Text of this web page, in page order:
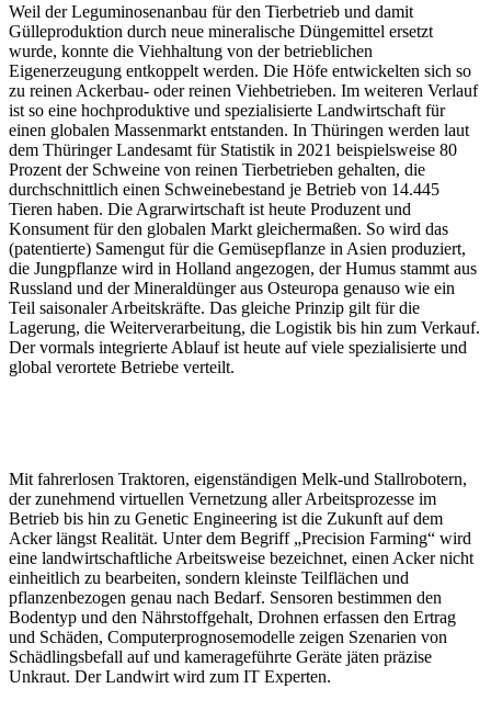
Weil der Leguminosenanbau für den Tierbetrieb und damit
Gülleproduktion durch neue mineralische Düngemittel ersetzt
wurde, konnte die Viehhaltung von der betrieblichen
Eigenerzeugung entkoppelt werden. Die Höfe entwickelten sich so
zu reinen Ackerbau- oder reinen Viehbetrieben. Im weiteren Verlauf
ist so eine hochproduktive und spezialisierte Landwirtschaft für
einen globalen Massenmarkt entstanden. In Thüringen werden laut
dem Thüringer Landesamt für Statistik in 2021 beispielsweise 80
Prozent der Schweine von reinen Tierbetrieben gehalten, die
durchschnittlich einen Schweinebestand je Betrieb von 14.445
Tieren haben. Die Agrarwirtschaft ist heute Produzent und
Konsument für den globalen Markt gleichermaßen. So wird das
(patentierte) Samengut für die Gemüsepflanze in Asien produziert,
die Jungpflanze wird in Holland angezogen, der Humus stammt aus
Russland und der Mineraldünger aus Osteuropa genauso wie ein
Teil saisonaler Arbeitskräfte. Das gleiche Prinzip gilt für die
Lagerung, die Weiterverarbeitung, die Logistik bis hin zum Verkauf.
Der vormals integrierte Ablauf ist heute auf viele spezialisierte und
global verortete Betriebe verteilt.
Mit fahrerlosen Traktoren, eigenständigen Melk-und Stallrobotern,
der zunehmend virtuellen Vernetzung aller Arbeitsprozesse im
Betrieb bis hin zu Genetic Engineering ist die Zukunft auf dem
Acker längst Realität. Unter dem Begriff „Precision Farming“ wird
eine landwirtschaftliche Arbeitsweise bezeichnet, einen Acker nicht
einheitlich zu bearbeiten, sondern kleinste Teilflächen und
pflanzenbezogen genau nach Bedarf. Sensoren bestimmen den
Bodentyp und den Nährstoffgehalt, Drohnen erfassen den Ertrag
und Schäden, Computerprognosemodelle zeigen Szenarien von
Schädlingsbefall auf und kamerageführte Geräte jäten präzise
Unkraut. Der Landwirt wird zum IT Experten.